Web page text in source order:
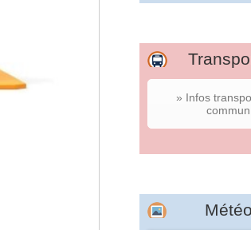
» Infos
commun
Météo